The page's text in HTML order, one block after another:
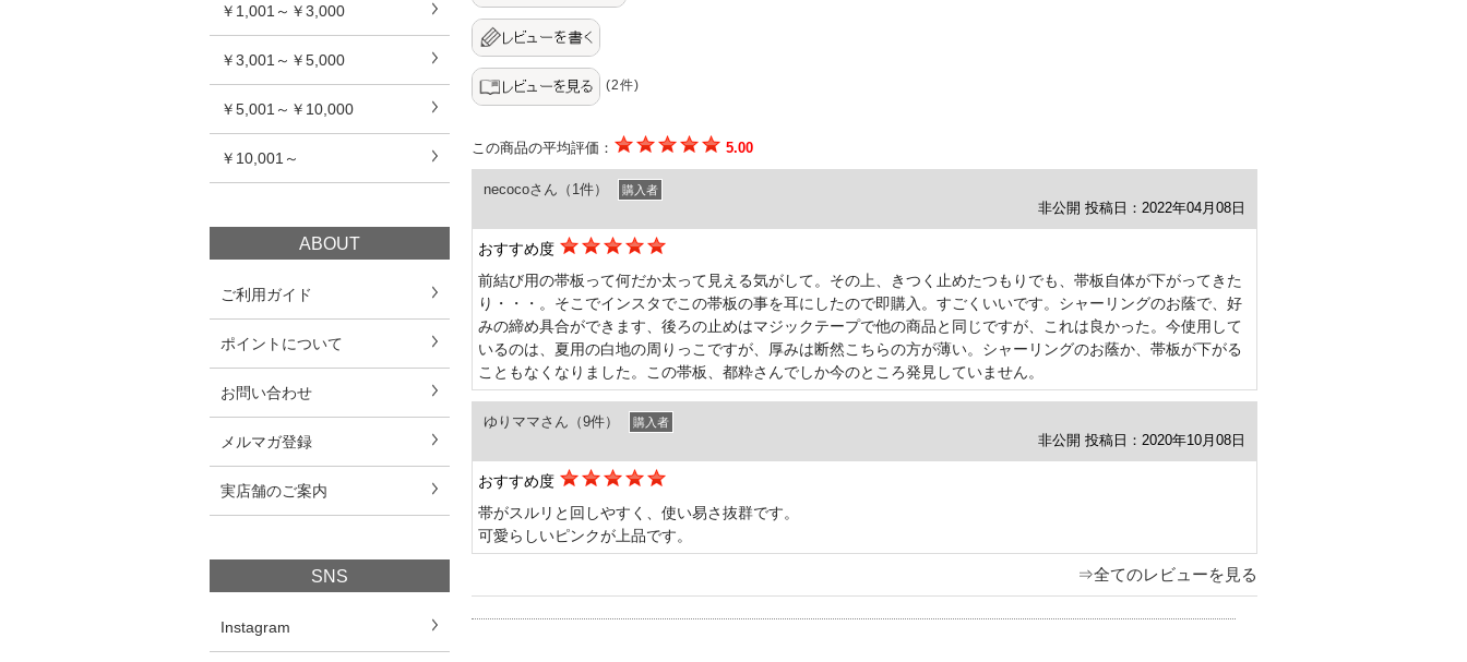
￥1,001～￥3,000
￥3,001～￥5,000
￥5,001～￥10,000
￥10,001～
ABOUT
ご利用ガイド
ポイントについて
お問い合わせ
メルマガ登録
実店舗のご案内
SNS
Instagram
(2件)
この商品の平均評価： 5.00
necocoさん（1件） 購入者
非公開 投稿日：2022年04月08日
おすすめ度
前結び用の帯板って何だか太って見える気がして。その上、きつく止めたつもりでも、帯板自体が下がってきた
り・・・。そこでインスタでこの帯板の事を耳にしたので即購入。すごくいいです。シャーリングのお蔭で、好
みの締め具合ができます、後ろの止めはマジックテープで他の商品と同じですが、これは良かった。今使用して
いるのは、夏用の白地の周りっこですが、厚みは断然こちらの方が薄い。シャーリングのお蔭か、帯板が下がる
こともなくなりました。この帯板、都粋さんでしか今のところ発見していません。
ゆりママさん（9件） 購入者
非公開 投稿日：2020年10月08日
おすすめ度
帯がスルリと回しやすく、使い易さ抜群です。
可愛らしいピンクが上品です。
⇒全てのレビューを見る